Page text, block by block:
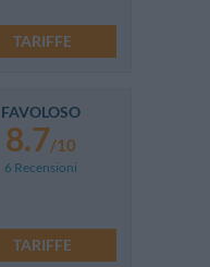
TARIFFE
FAVOLOSO
8.7/10
6 Recensioni
TARIFFE